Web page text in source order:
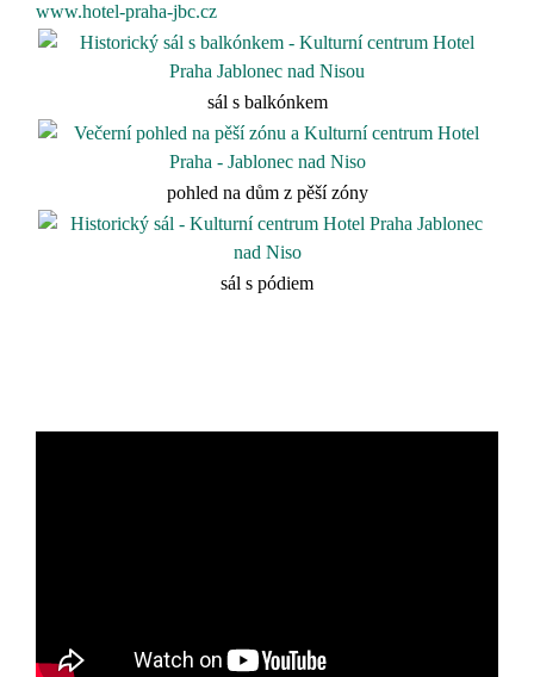
www.hotel-praha-jbc.cz
sál s balkónkem
pohled na dům z pěší zóny
sál s pódiem